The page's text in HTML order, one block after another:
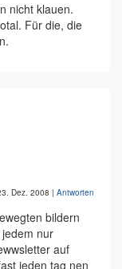
nicht klauen.
Für die, die
Dez. 2008 | Antworten
bildern
nur
auf
jeden tag nen